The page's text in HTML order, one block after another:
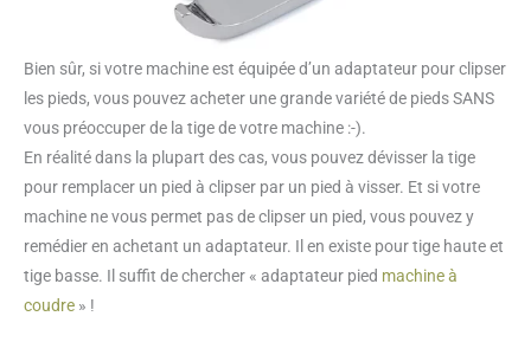
Bien sûr, si votre machine est équipée d’un adaptateur pour clipser
les pieds, vous pouvez acheter une grande variété de pieds SANS
vous préoccuper de la tige de votre machine :-).
En réalité dans la plupart des cas, vous pouvez dévisser la tige
pour remplacer un pied à clipser par un pied à visser. Et si votre
machine ne vous permet pas de clipser un pied, vous pouvez y
remédier en achetant un adaptateur. Il en existe pour tige haute et
tige basse. Il suffit de chercher « adaptateur pied machine à
coudre » !